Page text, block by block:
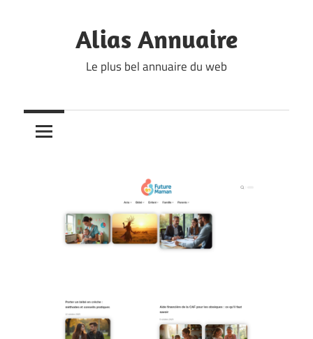
Alias Annuaire
Le plus bel annuaire du web